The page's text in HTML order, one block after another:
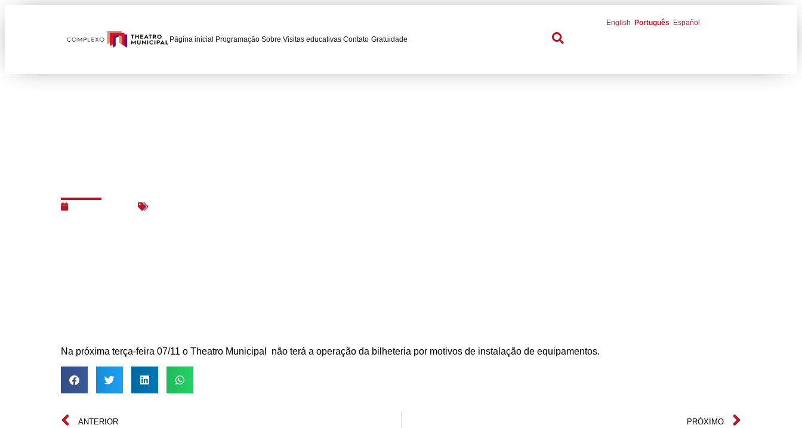
Página inicial Programação Sobre Visitas educativas Contato Gratuidade
English Português Español
Na próxima terça-feira 07/11 o Theatro Municipal não terá a operação da bilheteria por motivos de instalação de equipamentos.
ANTERIOR PRÓXIMO